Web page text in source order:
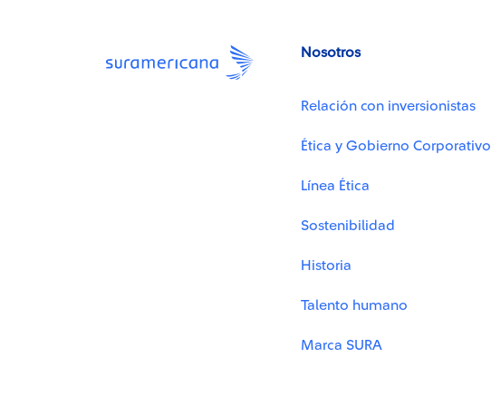
Nosotros
Relación con inversionistas
Ética y Gobierno Corporativo
Línea Ética
Sostenibilidad
Historia
Talento humano
Marca SURA